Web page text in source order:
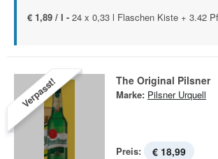
€ 1,89 / l - 24 x 0,33 l Flaschen Kiste + 3.42
Verpasst! The Original Pilsner
Marke: Pilsner Urquell
Preis: € 18,99